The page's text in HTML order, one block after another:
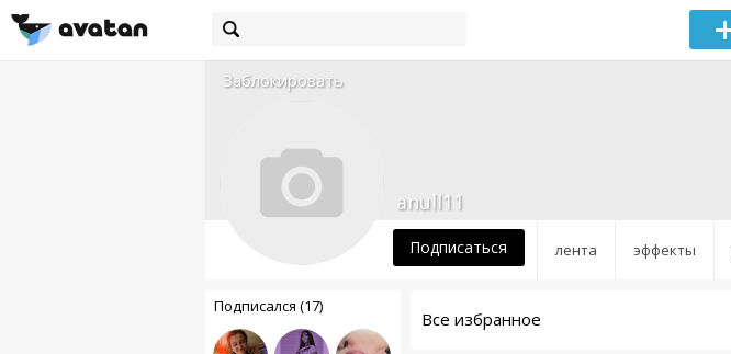
Заблокировать
лента эффекты
anull11
Подписаться
Подписался (17)
Все избранное